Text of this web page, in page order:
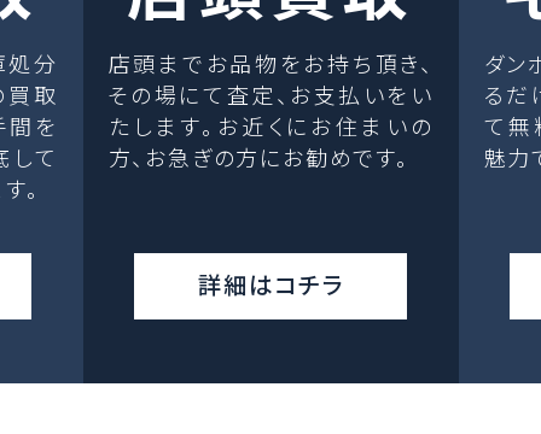
処分
取
間を
して
。
店頭までお品物をお持ち頂き、
その場にて査定、お支払いをい
たします。お近くにお住まいの
方、お急ぎの方にお勧めです。
詳細はコチラ
ダン
るだ
て無
魅力